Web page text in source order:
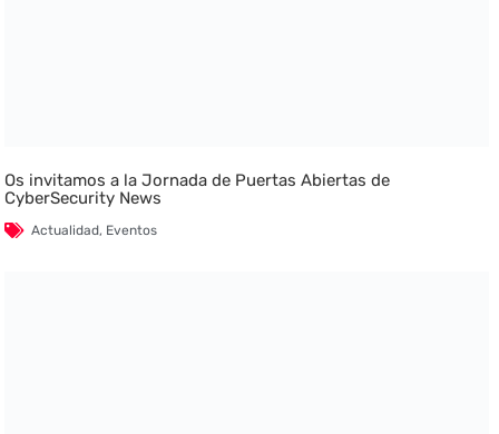
Os invitamos a la Jornada de Puertas Abiertas de
CyberSecurity News
Actualidad, Eventos